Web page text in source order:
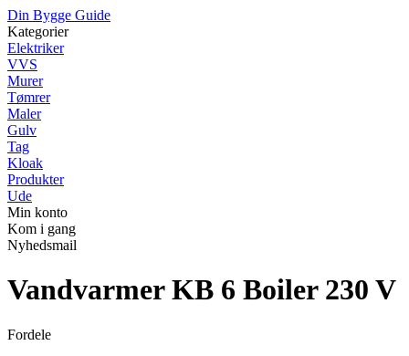
Din Bygge Guide
Kategorier
Elektriker
VVS
Murer
Tømrer
Maler
Gulv
Tag
Kloak
Produkter
Ude
Min konto
Kom i gang
Nyhedsmail
Vandvarmer KB 6 Boiler 230 V
Fordele